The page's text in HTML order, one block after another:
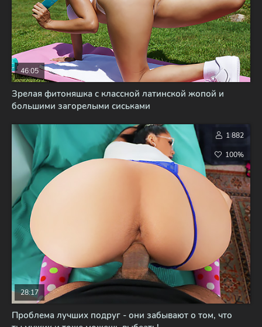
Зрелая фитоняшка с классной латинской жопой и
большими загорелыми сиськами
46:05
Проблема лучших подруг - они забывают о том, что
28:17
1 882
100%